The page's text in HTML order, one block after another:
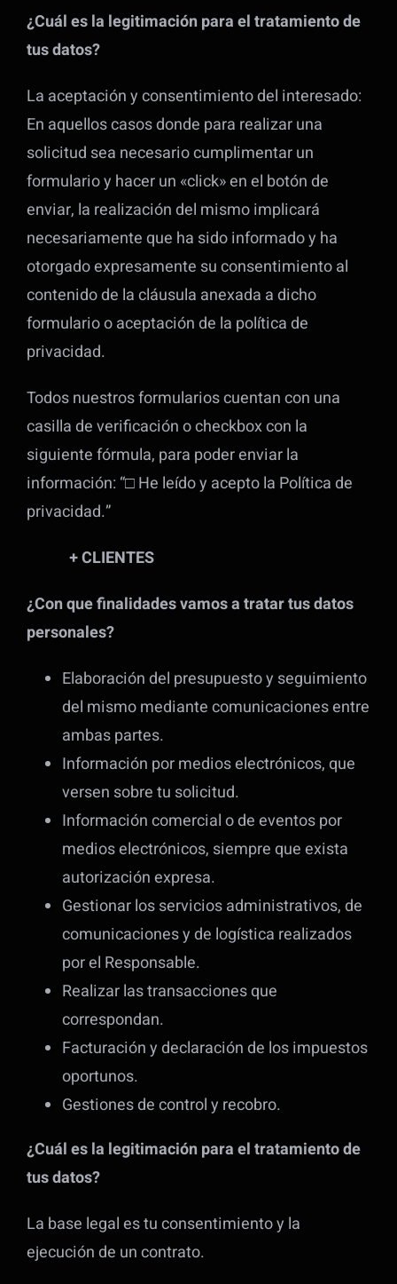
¿Cuál es la legitimación para el tratamiento de
tus datos?
La aceptación y consentimiento del interesado:
En aquellos casos donde para realizar una
solicitud sea necesario cumplimentar un
formulario y hacer un «click» en el botón de
enviar, la realización del mismo implicará
necesariamente que ha sido informado y ha
otorgado expresamente su consentimiento al
contenido de la cláusula anexada a dicho
formulario o aceptación de la política de
privacidad.
Todos nuestros formularios cuentan con una
casilla de verificación o checkbox con la
siguiente fórmula, para poder enviar la
información: “□ He leído y acepto la Política de
privacidad.”
+ CLIENTES
¿Con que finalidades vamos a tratar tus datos
personales?
Elaboración del presupuesto y seguimiento
del mismo mediante comunicaciones entre
ambas partes.
Información por medios electrónicos, que
versen sobre tu solicitud.
Información comercial o de eventos por
medios electrónicos, siempre que exista
autorización expresa.
Gestionar los servicios administrativos, de
comunicaciones y de logística realizados
por el Responsable.
Realizar las transacciones que
correspondan.
Facturación y declaración de los impuestos
oportunos.
Gestiones de control y recobro.
¿Cuál es la legitimación para el tratamiento de
tus datos?
La base legal es tu consentimiento y la
ejecución de un contrato.